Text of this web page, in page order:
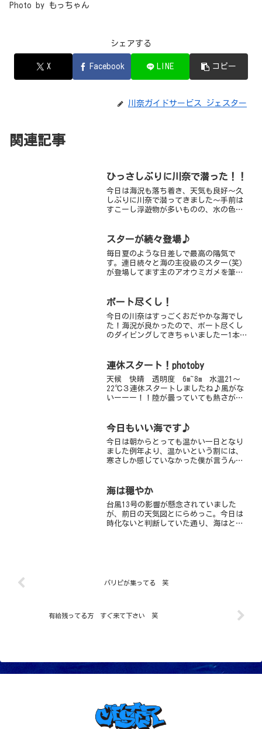
Photo by もっちゃん
シェアする
X Facebook LINE コピー
川奈ガイドサービス ジェスター
関連記事
ひっさしぶりに川奈で潜った！！
今日は海況も落ち着き、天気も良好～久
しぶりに川奈で潜ってきました～手前は
すこーし浮遊物が多いものの、水の色が
遊物はあるけどね 笑荒れた後には、ダ
スターが続々登場♪
毎日夏のような日差しで最高の陽気で
す。連日続々と海の主役級のスター(笑)
が登場してます主のアオウミガメを筆頭
ガネジリンボウ、タテジマキンチャクダ
ボート尽くし！
今日の川奈はすっごくおだやかな海でし
た！海況が良かったので、ボート尽くし
のダイビングしてきちゃいましたー1本は
沢！！そして楽ちん♪♪アカオビハナダ
イやサクラダイなどカラフル...
連休スタート！photoby
天候 快晴 透明度 6m~8m 水温21～
22℃３連休スタートしましたね♪風がな
いーーー！！陸が曇っていても熱さが増
分かれて川奈の海を満喫しました！スノ
今日もいい海です♪
今日は朝からとっても温かい一日となり
ました例年より、温かいという割には、
寒さしか感じていなかった僕が言うんだ
い日が続いております今、川奈ビーチは
海は穏やか
台風13号の影響が懸念されていました
が、前日の天気図とにらめっこ。今日は
時化ないと判断していた通り、海はとー
パリピが集ってる 笑
有給残ってる方 すぐ来て下さい 笑